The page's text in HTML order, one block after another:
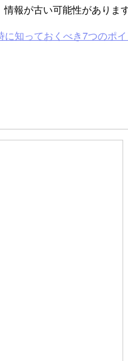
報が古い可能性がありま
知っておくべき7つのポ